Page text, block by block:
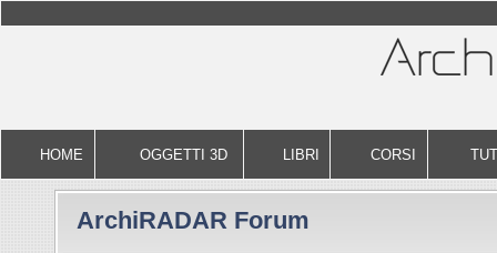
HOME OGGETTI 3D LIBRI CORSI
ArchiRADAR Forum